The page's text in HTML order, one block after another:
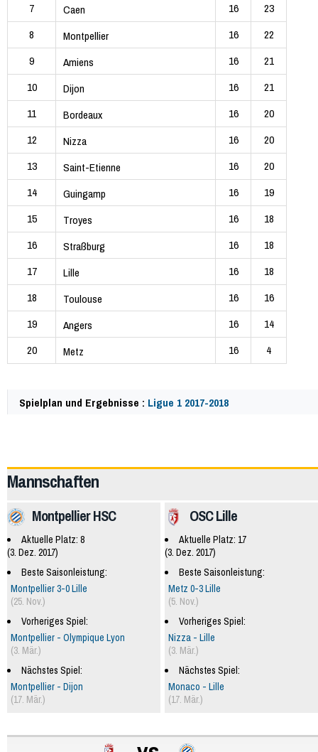
7
Caen 16
23
8
Montpellier 16
22
9
Amiens 16
21
10
Dijon 16
21
11
Bordeaux 16
20
12
Nizza 16
20
13
Saint-Etienne 16
20
14
Guingamp 16
19
15
Troyes 16
18
16
Straßburg 16
18
17
Lille 16
18
18
Toulouse 16
16
19
Angers 16
14
20
Metz 16 4
Spielplan und Ergebnisse : Ligue 1 2017-2018
Mannschaften
OSC Lille
Aktuelle Platz: 17
(3. Dez. 2017)
Beste Saisonleistung:
Metz 0-3 Lille
(5. Nov.)
Vorheriges Spiel:
Nizza - Lille
(3. Mär.)
Nächstes Spiel:
Monaco - Lille
(17. Mär.)
Montpellier HSC
Aktuelle Platz: 8
(3. Dez. 2017)
Beste Saisonleistung:
Montpellier 3-0 Lille
(25. Nov.)
Vorheriges Spiel:
Montpellier - Olympique Lyon
(3. Mär.)
Nächstes Spiel:
Montpellier - Dijon
(17. Mär.)